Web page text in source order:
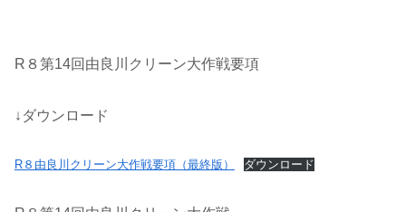
R８第14回由良川クリーン大作戦要項
↓ダウンロード
R８由良川クリーン大作戦要項（最終版） ダウンロード